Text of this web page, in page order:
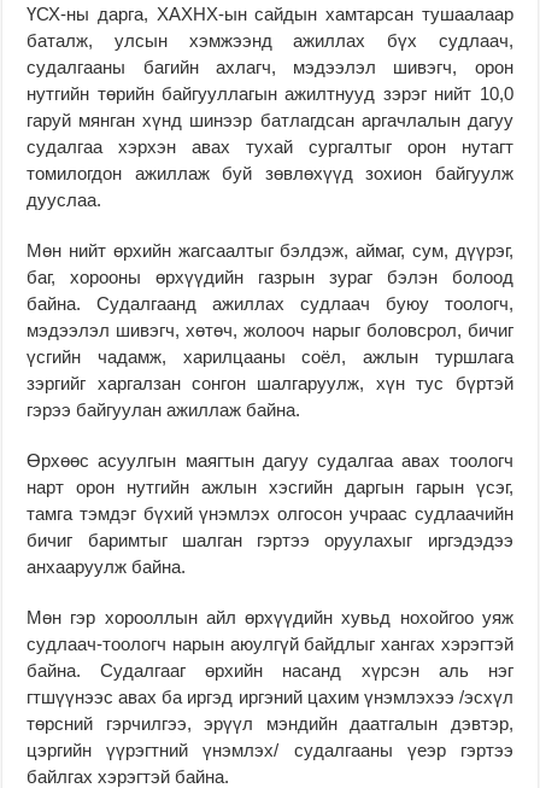
ҮСХ-ны дарга, ХАХНХ-ын сайдын хамтарсан тушаалаар
баталж, улсын хэмжээнд ажиллах бүх судлаач,
судалгааны багийн ахлагч, мэдээлэл шивэгч, орон
нутгийн төрийн байгууллагын ажилтнууд зэрэг нийт 10,0
гаруй мянган хүнд шинээр батлагдсан аргачлалын дагуу
судалгаа хэрхэн авах тухай сургалтыг орон нутагт
томилогдон ажиллаж буй зөвлөхүүд зохион байгуулж
дууслаа.
Мөн нийт өрхийн жагсаалтыг бэлдэж, аймаг, сум, дүүрэг,
баг, хорооны өрхүүдийн газрын зураг бэлэн болоод
байна. Судалгаанд ажиллах судлаач буюу тоологч,
мэдээлэл шивэгч, хөтөч, жолооч нарыг боловсрол, бичиг
үсгийн чадамж, харилцааны соёл, ажлын туршлага
зэргийг харгалзан сонгон шалгаруулж, хүн тус бүртэй
гэрээ байгуулан ажиллаж байна.
Өрхөөс асуулгын маягтын дагуу судалгаа авах тоологч
нарт орон нутгийн ажлын хэсгийн даргын гарын үсэг,
тамга тэмдэг бүхий үнэмлэх олгосон учраас судлаачийн
бичиг баримтыг шалган гэртээ оруулахыг иргэдэдээ
анхааруулж байна.
Мөн гэр хорооллын айл өрхүүдийн хувьд нохойгоо уяж
судлаач-тоологч нарын аюулгүй байдлыг хангах хэрэгтэй
байна. Судалгааг өрхийн насанд хүрсэн аль нэг
гтшүүнээс авах ба иргэд иргэний цахим үнэмлэхээ /эсхүл
төрсний гэрчилгээ, эрүүл мэндийн даатгалын дэвтэр,
цэргийн үүрэгтний үнэмлэх/ судалгааны үеэр гэртээ
байлгах хэрэгтэй байна.